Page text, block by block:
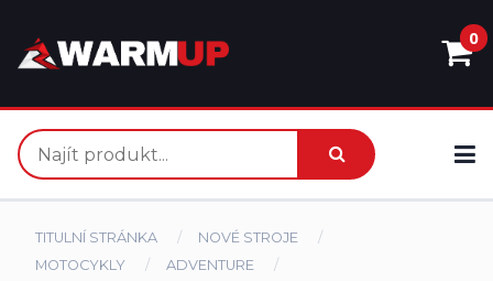
0
TITULNÍ STRÁNKA
NOVÉ STROJE
MOTOCYKLY
ADVENTURE